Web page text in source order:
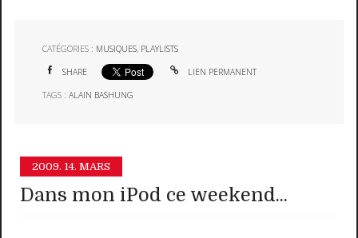
CATÉGORIES : MUSIQUES, PLAYLISTS
SHARE LIEN PERMANENT
TAGS :ALAIN BASHUNG
2009. 14. MARS
Dans mon iPod ce weekend...